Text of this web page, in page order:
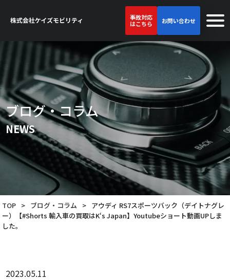
事故対応
はこちら
お問い合わせ
ブログ・コラム
NEWS
TOP > ブログ・コラム > アウディ RS7スポーツバック（デイトナグレ
ー）【#Shorts 輸入車の買取はK‘s Japan】Youtubeショート動画UPしま
した。
2023.05.11